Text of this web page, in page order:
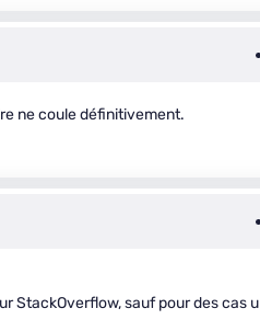
ne coule définitivement.
StackOverflow, sauf pour des cas